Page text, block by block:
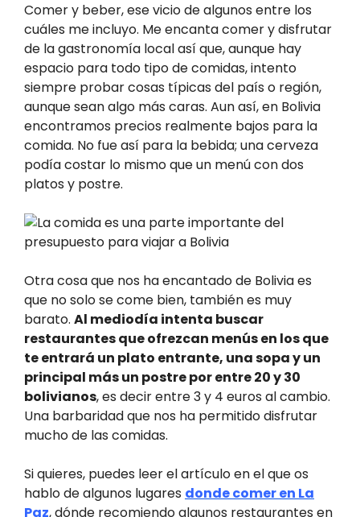
Comer y beber, ese vicio de algunos entre los
cuáles me incluyo. Me encanta comer y disfrutar
de la gastronomía local así que, aunque hay
espacio para todo tipo de comidas, intento
siempre probar cosas típicas del país o región,
aunque sean algo más caras. Aun así, en Bolivia
encontramos precios realmente bajos para la
comida. No fue así para la bebida; una cerveza
podía costar lo mismo que un menú con dos
platos y postre.
Otra cosa que nos ha encantado de Bolivia es
que no solo se come bien, también es muy
barato. Al mediodía intenta buscar
restaurantes que ofrezcan menús en los que
te entrará un plato entrante, una sopa y un
principal más un postre por entre 20 y 30
bolivianos, es decir entre 3 y 4 euros al cambio.
Una barbaridad que nos ha permitido disfrutar
mucho de las comidas.
Si quieres, puedes leer el artículo en el que os
hablo de algunos lugares donde comer en La
Paz, dónde recomiendo algunos restaurantes en